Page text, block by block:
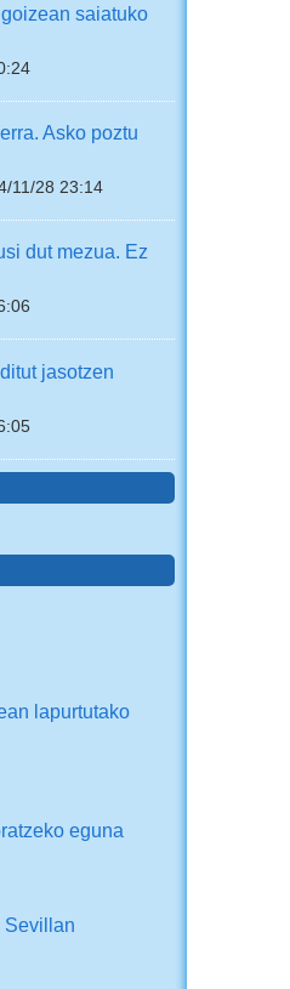
saiatuko
Asko poztu
11/28 23:14
dut mezua. Ez
jasotzen
lapurtutako
eguna
Sevillan